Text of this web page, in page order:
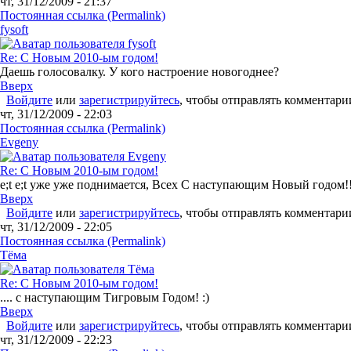
Постоянная ссылка (Permalink)
fysoft
Re: С Новым 2010-ым годом!
Даешь голосовалку. У кого настроение новогоднее?
Вверх
Войдите или зарегистрируйтесь, чтобы отправлять
чт, 31/12/2009 - 22:03
Постоянная ссылка (Permalink)
Evgeny
Re: С Новым 2010-ым годом!
e;t e;t уже уже поднимается, Всех С наступающим Новый
Вверх
Войдите или зарегистрируйтесь, чтобы отправлять
чт, 31/12/2009 - 22:05
Постоянная ссылка (Permalink)
Tёма
Re: С Новым 2010-ым годом!
.... с наступающим Тигровым Годом! :)
Вверх
Войдите или зарегистрируйтесь, чтобы отправлять
чт, 31/12/2009 - 22:23